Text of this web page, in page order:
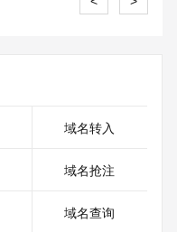
域名转入
域名抢注
域名查询